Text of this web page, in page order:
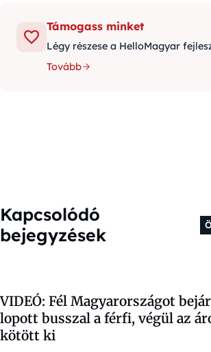
Támogass minket
Légy részese a HelloMagyar
Tovább
Kapcsolódó
bejegyzések
VIDEÓ: Fél Magyarországot
lopott busszal a férfi, végül az
kötött ki